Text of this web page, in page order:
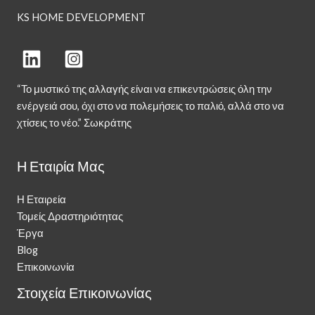
KS HOME DEVELOPMENT
“Το μυστικό της αλλαγής είναι να επικεντρώσεις όλη την
ενέργειά σου, όχι στο να πολεμήσεις το παλιό, αλλά στο να
χτίσεις το νέο.” Σωκράτης
Η Εταιρία Μας
Η Εταιρεία
Τομείς Δραστηριότητας
Έργα
Blog
Επικοινωνία
Στοιχεία Επικοινωνίας